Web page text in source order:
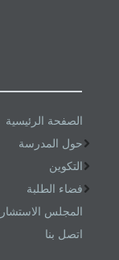
الصفحة الرئيسية
حول المدرسة
التكوين
فضاء الطلبة
المجلس
اتصل بنا